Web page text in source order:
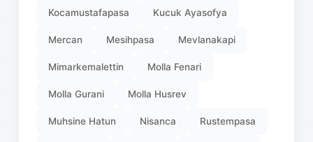
Kocamustafapasa Kucuk Ayasofya
Mercan Mesihpasa Mevlanakapi
Mimarkemalettin Molla Fenari
Molla Gurani Molla Husrev
Muhsine Hatun Nisanca Rustempasa